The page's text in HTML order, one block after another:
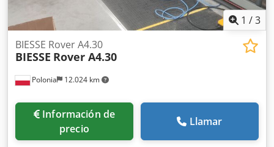
(con certificación CE)
1 /3
Polonia 12.024 km
BIESSE Rover A4.30
BIESSE Rover A4.30
Información de
precio
Llamar